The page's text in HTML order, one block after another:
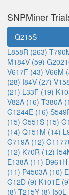
SNPMiner
Q215S
L858R (263)
M184V (59)
V617F (43) V66M
(28) I84V (27)
(21) L33F (19)
V82A (16) T380A
G1244E (16)
(15) G551S (15)
(14) Q151M (14)
G719A (12)
(12) K70R (12)
E138A (11)
(11) P4503A (10)
G12D (9) K101E
(8) T215Y (8) I50L